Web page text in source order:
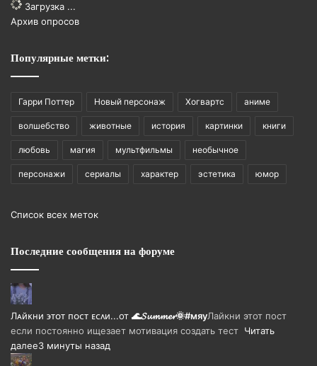
Загрузка ...
Архив опросов
Популярные метки:
Гарри Поттер Новый персонаж Хогвартс аниме
волшебство животные история картинки книги
любовь магия мультфильмы необычное
персонажи сериалы характер эстетика юмор
Список всех меток
Последние сообщения на форуме
Лᴀйᴋни ϶ᴛᴏᴛ ᴨᴏᴄᴛ ᴇᴄᴧи...от 🌊𝓢𝓾𝓶𝓶𝓮𝓻🌞#мяуЛайкни этот пост
если постоянно ищезает мотивация создать тест Читать
далее3 минуты назад